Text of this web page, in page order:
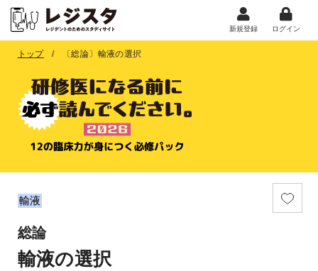
新規登録 ログイン
トップ 〔総論〕輸液の選択
輸液
総論
輸液の選択